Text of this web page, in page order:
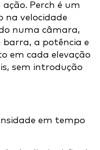
Perch é um
na velocidade
numa câmara,
barra, a potência e
em cada elevação
sem introdução
em tempo